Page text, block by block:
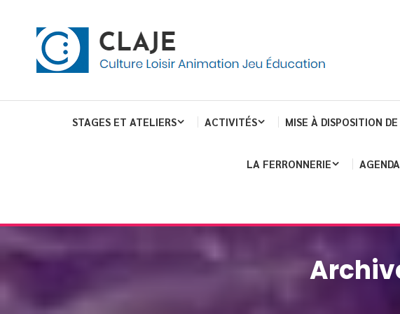
Claje
STAGES ET ATELIERS ACTIVITÉS MISE À DISPOSITION
LA FERRONNERIE AGENDA